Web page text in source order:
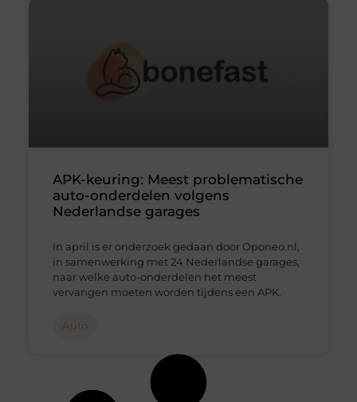
APK-keuring: Meest problematische
auto-onderdelen volgens
Nederlandse garages
In april is er onderzoek gedaan door Oponeo.nl,
in samenwerking met 24 Nederlandse garages,
naar welke auto-onderdelen het meest
vervangen moeten worden tijdens een APK.
Auto